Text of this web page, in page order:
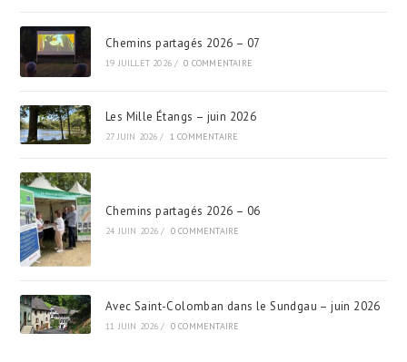
Chemins partagés 2026 – 07
19 JUILLET 2026 / 0 COMMENTAIRE
Les Mille Étangs – juin 2026
27 JUIN 2026 / 1 COMMENTAIRE
Chemins partagés 2026 – 06
24 JUIN 2026 / 0 COMMENTAIRE
Avec Saint-Colomban dans le Sundgau – juin 2026
11 JUIN 2026 / 0 COMMENTAIRE